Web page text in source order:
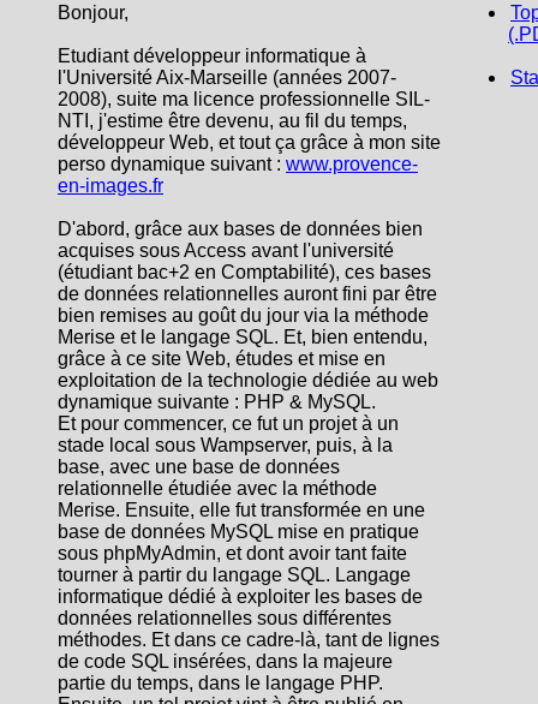
Bonjour,
Etudiant développeur informatique à
l'Université Aix-Marseille (années 2007-
2008), suite ma licence professionnelle SIL-
NTI, j'estime être devenu, au fil du temps,
développeur Web, et tout ça grâce à mon site
perso dynamique suivant : www.provence-
en-images.fr
D'abord, grâce aux bases de données bien
acquises sous Access avant l'université
(étudiant bac+2 en Comptabilité), ces bases
de données relationnelles auront fini par être
bien remises au goût du jour via la méthode
Merise et le langage SQL. Et, bien entendu,
grâce à ce site Web, études et mise en
exploitation de la technologie dédiée au web
dynamique suivante : PHP & MySQL.
Et pour commencer, ce fut un projet à un
stade local sous Wampserver, puis, à la
base, avec une base de données
relationnelle étudiée avec la méthode
Merise. Ensuite, elle fut transformée en une
base de données MySQL mise en pratique
sous phpMyAdmin, et dont avoir tant faite
tourner à partir du langage SQL. Langage
informatique dédié à exploiter les bases de
données relationnelles sous différentes
méthodes. Et dans ce cadre-là, tant de lignes
de code SQL insérées, dans la majeure
partie du temps, dans le langage PHP.